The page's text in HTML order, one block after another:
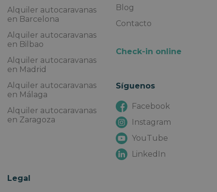
Alquiler autocaravanas
en Barcelona
Alquiler autocaravanas
en Bilbao
Alquiler autocaravanas
en Madrid
Alquiler autocaravanas
en Málaga
Alquiler autocaravanas
en Zaragoza
Blog
Contacto
Check-in online
Síguenos
Facebook
Instagram
YouTube
LinkedIn
Legal